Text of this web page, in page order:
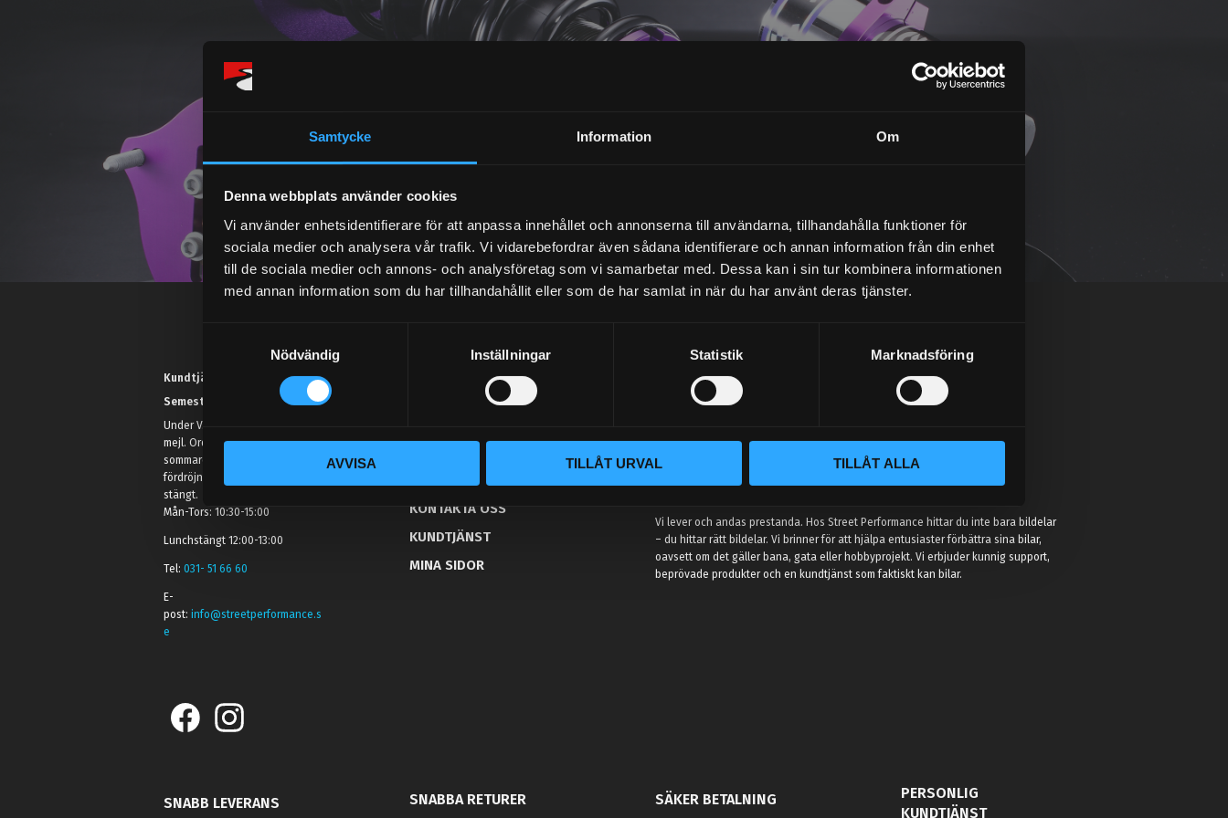
Samtycke Information Om
Denna webbplats använder cookies
Vi använder enhetsidentifierare för att anpassa innehållet och annonserna till användarna, tillhandahålla funktioner för
sociala medier och analysera vår trafik. Vi vidarebefordrar även sådana identifierare och annan information från din enhet
till de sociala medier och annons- och analysföretag som vi samarbetar med. Dessa kan i sin tur kombinera informationen
med annan information som du har tillhandahållit eller som de har samlat in när du har använt deras tjänster.
m
t
y
c
k
s
l
Nödvändig Inställningar Statistik Marknadsföring
AVVISA TILLÅT URVAL TILLÅT ALLA
Dina personuppgifter behandlas i enlighet med vår
Kundtjänst telefon:
Semestertider.
Under V.27 - V.33 nås vi enbart på
mejl. Ordrar skickas under
sommaren men med viss
fördröjning. 2/7 -9/7 är det helt
stängt.
Mån-Tors: 10:30-15:00
Lunchstängt 12:00-13:00
Tel:031- 51 66 60
E-
post:info@streetperformance.s
e
KUNSKAPSCENTER
KONTAKTA OSS
KUNDTJÄNST
MINA SIDOR
Vi lever och andas prestanda. Hos Street Performance hittar du inte bara bildelar
– du hittar rätt bildelar. Vi brinner för att hjälpa entusiaster förbättra sina bilar,
oavsett om det gäller bana, gata eller hobbyprojekt. Vi erbjuder kunnig support,
beprövade produkter och en kundtjänst som faktiskt kan bilar.
SNABB LEVERANS SNABBA RETURER SÄKER BETALNING
PERSONLIG
KUNDTJÄNST